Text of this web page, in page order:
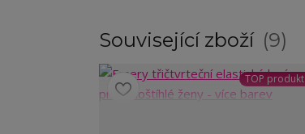
Související zboží 9
TOP produkt